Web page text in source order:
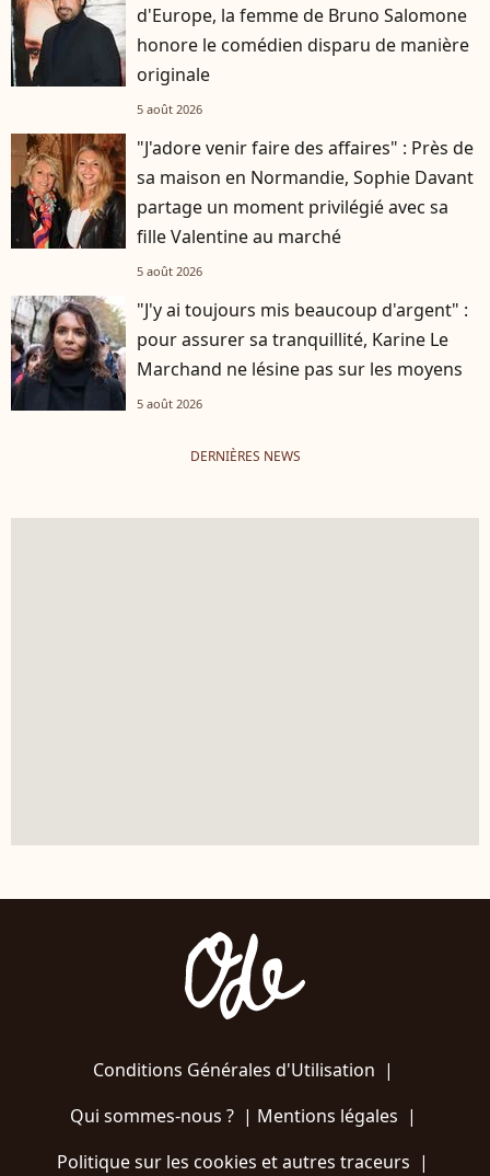
d'Europe, la femme de Bruno Salomone
honore le comédien disparu de manière
originale
5 août 2026
"J'adore venir faire des affaires" : Près de
sa maison en Normandie, Sophie Davant
partage un moment privilégié avec sa
fille Valentine au marché
5 août 2026
"J'y ai toujours mis beaucoup d'argent" :
pour assurer sa tranquillité, Karine Le
Marchand ne lésine pas sur les moyens
5 août 2026
DERNIÈRES NEWS
Conditions Générales d'Utilisation |
Qui sommes-nous ?| Mentions légales |
Politique sur les cookies et autres traceurs |